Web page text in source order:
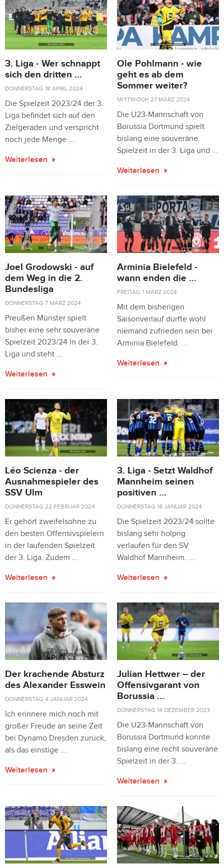
3. Liga - Wer schnappt
sich den dritten ...
DONNERSTAG 18 APRIL 2024
Die Spielzeit 2023/24 der 3.
Liga befindet sich auf den
Zielgeraden und verspricht
noch jede Menge ...
Weiterlesen
Ole Pohlmann - wie
geht es ab dem
Sommer weiter?
MITTWOCH 27 MÄRZ 2024
Die U23-Mannschaft von
Borussia Dortmund spielt
bislang eine souveräne
Spielzeit in der 3. Liga und ...
Weiterlesen
Joel Grodowski - auf
dem Weg in die 2.
Bundesliga
DONNERSTAG 7 MÄRZ 2024
Preußen Münster spielt
bisher eine sehr souveräne
Spielzeit 2023/24 in der 3.
Liga und steht ...
Weiterlesen
Arminia Bielefeld -
wann enden die ...
FREITAG 1 MÄRZ 2024
Mit dem bisherigen
Saisonverlauf dürfte wohl
niemand zufrieden sein bei
Arminia Bielefeld. ...
Weiterlesen
Léo Scienza - der
Ausnahmespieler des
SSV Ulm
DONNERSTAG 22 FEBRUAR 2024
Er gehört zweifelsohne zu
den besten Offensivspielern
in der laufenden Spielzeit
der 3. Liga. Zudem ...
Weiterlesen
3. Liga - Setzt Waldhof
Mannheim seinen
positiven ...
DONNERSTAG 18 JANUAR 2024
Die Spielzeit 2023/24 sollte
bislang sehr holprig
verlaufen für den SV
Waldhof Mannheim. ...
Weiterlesen
Der krachende Absturz
des Alexander Esswein
DONNERSTAG 4 JANUAR 2024
Ich erinnere mich noch mit
großer Freude an seine Zeit
bei Dynamo Dresden zurück,
als das einstige ...
Weiterlesen
Julian Hettwer – der
Offensivgarant von
Borussia ...
DONNERSTAG 14 DEZEMBER 2023
Die U23-Mannschaft von
Borussia Dortmund konnte
bislang eine recht souveräne
Spielzeit in der 3. ...
Weiterlesen